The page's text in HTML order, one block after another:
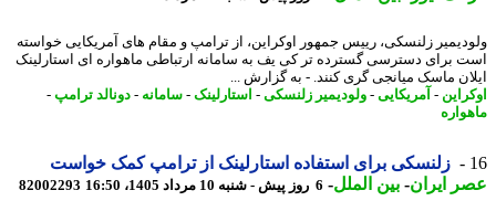
زلنسکی، رییس جمهور اوکراین، از ترامپ و مقام های آمریکایی خواسته
برای دسترسی گسترده تر کی یف به سامانه ارتباطی ماهواره ای استارلینک
ماسک میانجی گری کنند. - به گزارش ...
- آمریکایی-ولودیمیر زلنسکی-استارلینک -سامانه-دونالد ترامپ -
زلنسکی برای استفاده استارلینک از ترامپ کمک خواست
ایران- بین الملل-6 روز پیش - شنبه 10 مرداد 1405، 16:50 82002293